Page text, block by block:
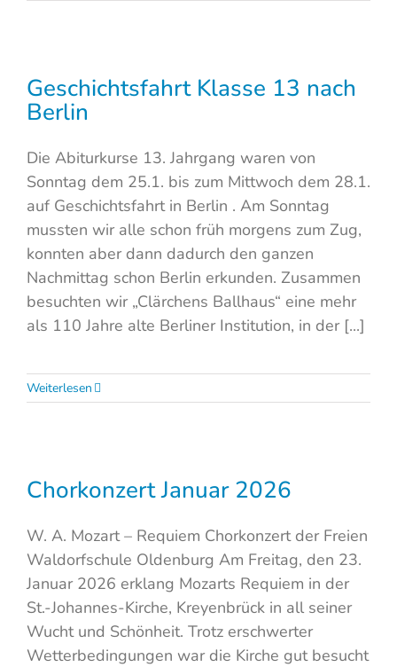
Geschichtsfahrt Klasse 13 nach
Berlin
Die Abiturkurse 13. Jahrgang waren von
Sonntag dem 25.1. bis zum Mittwoch dem 28.1.
auf Geschichtsfahrt in Berlin . Am Sonntag
mussten wir alle schon früh morgens zum Zug,
konnten aber dann dadurch den ganzen
Nachmittag schon Berlin erkunden. Zusammen
besuchten wir „Clärchens Ballhaus“ eine mehr
als 110 Jahre alte Berliner Institution, in der [...]
Weiterlesen
Chorkonzert Januar 2026
W. A. Mozart – Requiem Chorkonzert der Freien
Waldorfschule Oldenburg Am Freitag, den 23.
Januar 2026 erklang Mozarts Requiem in der
St.-Johannes-Kirche, Kreyenbrück in all seiner
Wucht und Schönheit. Trotz erschwerter
Wetterbedingungen war die Kirche gut besucht